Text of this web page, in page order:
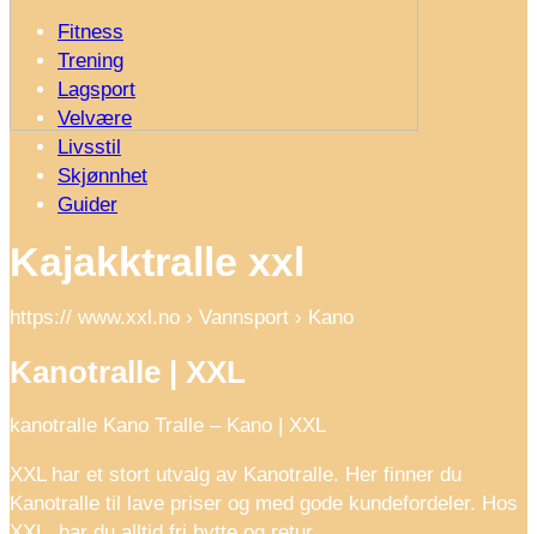
Fitness
Trening
Lagsport
Velvære
Livsstil
Skjønnhet
Guider
Kajakktralle xxl
https:// www.xxl.no › Vannsport › Kano
Kanotralle | XXL
kanotralle Kano Tralle – Kano | XXL
XXL har et stort utvalg av Kanotralle. Her finner du
Kanotralle til lave priser og med gode kundefordeler. Hos